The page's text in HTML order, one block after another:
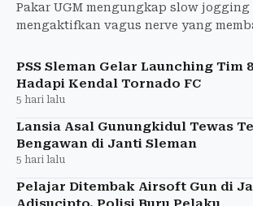
Pakar UGM mengungkap slow
mengaktifkan vagus nerve yang
menyehatkan tubuh.
PSS Sleman Gelar Launching Tim
Hadapi Kendal Tornado FC
5 hari lalu
Lansia Asal Gunungkidul Tewas
Bengawan di Janti Sleman
5 hari lalu
Pelajar Ditembak Airsoft Gun di